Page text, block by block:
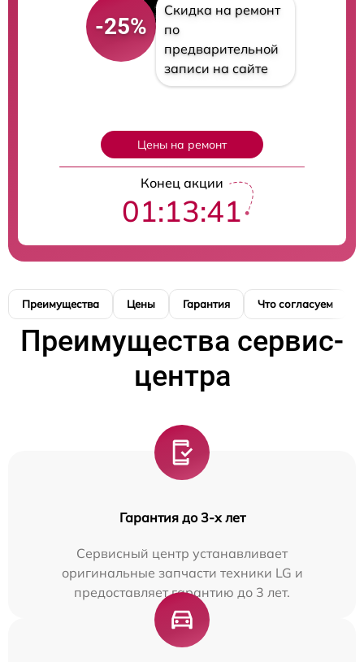
-25%
Скидка на ремонт
по
предварительной
записи на сайте
Цены на ремонт
Конец акции
01:13:40
Преимущества Цены Гарантия Что согласуем
Преимущества сервис-
центра
Гарантия до 3-х лет
Сервисный центр устанавливает
оригинальные запчасти техники LG и
предоставляет гарантию до 3 лет.